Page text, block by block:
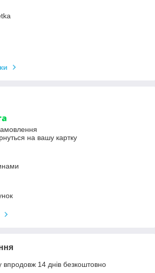
на вашу картку
14 днів безкоштовно